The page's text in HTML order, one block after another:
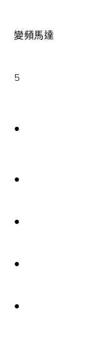
變頻馬達
5
●
●
●
●
●